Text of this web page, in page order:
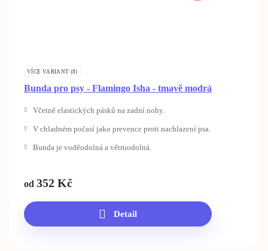
VÍCE VARIANT (8)
Bunda pro psy - Flamingo Isha - tmavě modrá
Včetně elastických pásků na zadní nohy.
V chladném počasí jako prevence proti nachlazení psa.
Bunda je voděodolná a větruodolná.
od 352 Kč
Detail